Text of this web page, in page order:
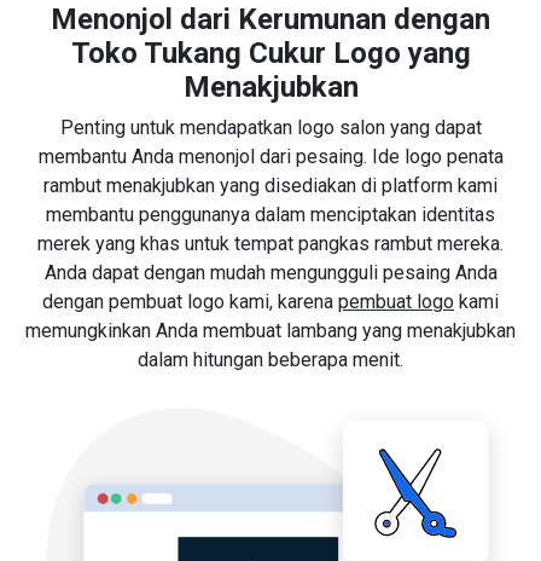
Menonjol dari Kerumunan dengan
Toko Tukang Cukur Logo yang
Menakjubkan
Penting untuk mendapatkan logo salon yang dapat
membantu Anda menonjol dari pesaing. Ide logo penata
rambut menakjubkan yang disediakan di platform kami
membantu penggunanya dalam menciptakan identitas
merek yang khas untuk tempat pangkas rambut mereka.
Anda dapat dengan mudah mengungguli pesaing Anda
dengan pembuat logo kami, karena pembuat logo kami
memungkinkan Anda membuat lambang yang menakjubkan
dalam hitungan beberapa menit.